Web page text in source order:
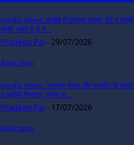
Hardoi News: हरदोई में दर्दनाक हादसा: बेटे ने लगाई
फांसी, सदमे में मां ने...
Pradeep Pal - 29/07/2026
Read more
Hardoi News: जानलेवा हमला और फायरिंग के मामले
3 आरोपी गिरफ्तार, तमंचा व...
Pradeep Pal - 17/07/2026
Read more